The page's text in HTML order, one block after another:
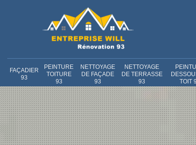
FAÇADIER
93
PEINTURE
TOITURE
93
NETTOYAGE
DE FAÇADE
93
NETTOYAGE
DE TERRASSE
93
TOIT